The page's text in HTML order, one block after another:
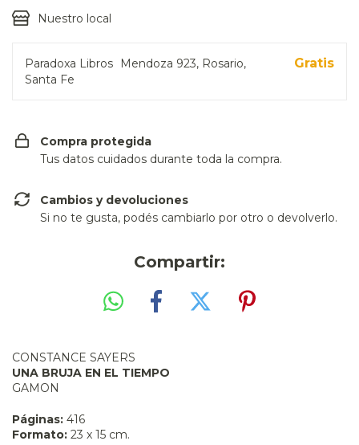
Nuestro local
Paradoxa Libros
Mendoza 923, Rosario,
Santa Fe
Gratis
Compra protegida
Tus datos cuidados durante toda la compra.
Cambios y devoluciones
Si no te gusta, podés cambiarlo por otro o devolverlo.
Compartir:
CONSTANCE SAYERS
UNA BRUJA EN EL TIEMPO
GAMON
Páginas: 416
Formato: 23 x 15 cm.